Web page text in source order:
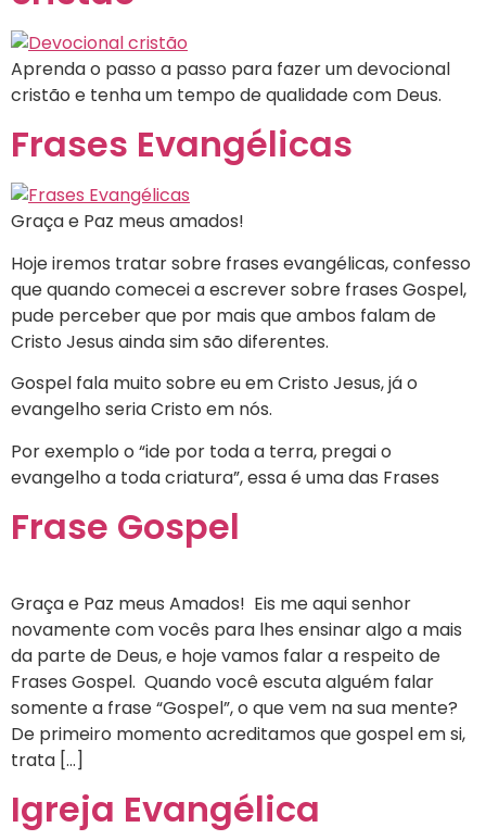
Aprenda o passo a passo para fazer um devocional
cristão e tenha um tempo de qualidade com Deus.
Frases Evangélicas
Graça e Paz meus amados!
Hoje iremos tratar sobre frases evangélicas, confesso
que quando comecei a escrever sobre frases Gospel,
pude perceber que por mais que ambos falam de
Cristo Jesus ainda sim são diferentes.
Gospel fala muito sobre eu em Cristo Jesus, já o
evangelho seria Cristo em nós.
Por exemplo o “ide por toda a terra, pregai o
evangelho a toda criatura”, essa é uma das Frases
Frase Gospel
Graça e Paz meus Amados! Eis me aqui senhor
novamente com vocês para lhes ensinar algo a mais
da parte de Deus, e hoje vamos falar a respeito de
Frases Gospel. Quando você escuta alguém falar
somente a frase “Gospel”, o que vem na sua mente?
De primeiro momento acreditamos que gospel em si,
trata […]
Igreja Evangélica